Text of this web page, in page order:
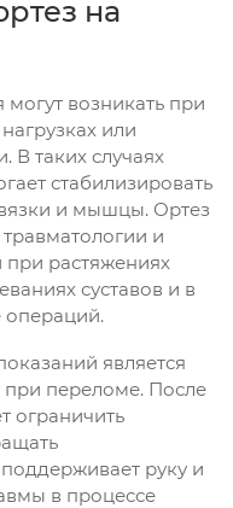
на
возникать при
или
В таких случаях
стабилизировать
и мышцы. Ортез
и
растяжениях
суставов и в
операций.
является
при переломе. После
ограничить
руку и
в процессе